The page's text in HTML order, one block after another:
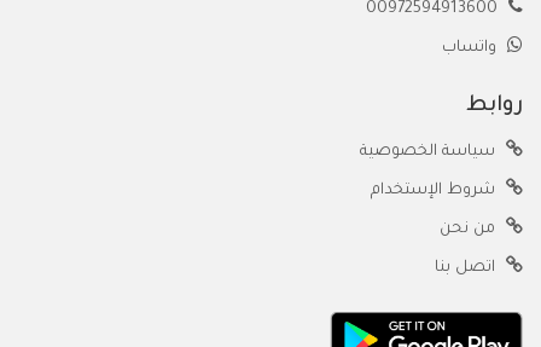
واتساب
روابط
سياسة الخصوصية
شروط الإستخدام
من نحن
اتصل بنا